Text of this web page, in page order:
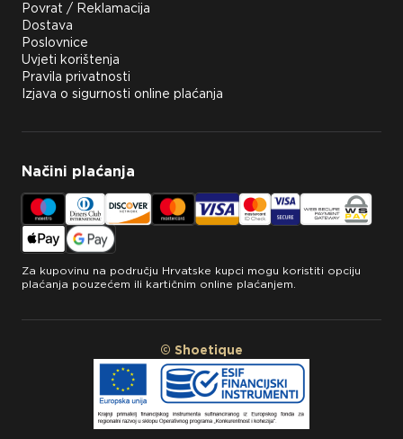
Povrat / Reklamacija
Dostava
Poslovnice
Uvjeti korištenja
Pravila privatnosti
Izjava o sigurnosti online plaćanja
Načini plaćanja
Za kupovinu na području Hrvatske kupci mogu koristiti opciju
plaćanja pouzećem ili kartičnim online plaćanjem.
© Shoetique